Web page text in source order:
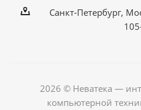
Санкт-Петербург,
2026 © Неватека —
компьютерной